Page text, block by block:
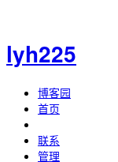
lyh225
博客园
首页
联系
管理